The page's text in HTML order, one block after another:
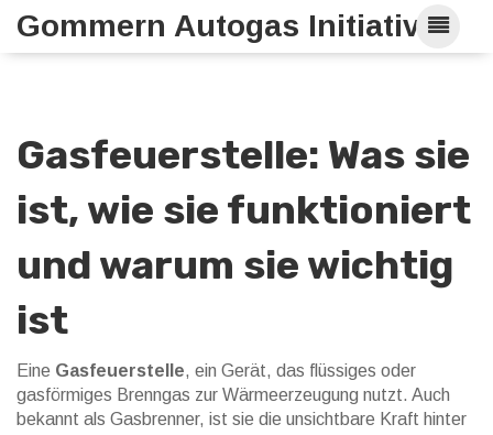
Gommern Autogas Initiative
Gasfeuerstelle: Was sie
ist, wie sie funktioniert
und warum sie wichtig
ist
Eine Gasfeuerstelle, ein Gerät, das flüssiges oder
gasförmiges Brenngas zur Wärmeerzeugung nutzt. Auch
bekannt als Gasbrenner, ist sie die unsichtbare Kraft hinter